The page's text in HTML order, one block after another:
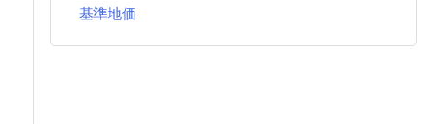
基準地価